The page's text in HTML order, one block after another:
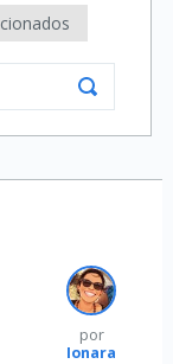
por
Ionara